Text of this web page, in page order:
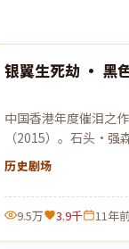
热门
银翼生死劫 · 黑
中国香港年度催泪之
（2015）。石头·强
故事重见天日，关于
历史剧场
9.5万 3.9千 11年